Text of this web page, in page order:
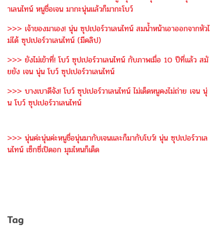
าเลนไทน์ หนูชื่อเจน มากะนุ่นแล้วก็มากะโบว์
>>> เจ้าของมาเอง! นุ่น ซุปเปอร์วาเลนไทน์ สมน้ำหน้าเอาออกจากหัวไ
ม่ได้ ซุปเปอร์วาเลนไทน์ (มีคลิป)
>>> ยังไม่เข้าที่! โบว์ ซุปเปอร์วาเลนไทน์ กับภาพเมื่อ 10 ปีที่แล้ว สมั
ยยัง เจน นุ่น โบว์ ซุปเปอร์วาเลนไทน์
>>> บางเบาดีจัง! โบว์ ซุปเปอร์วาเลนไทน์ ไม่เด็ดหนูคงไม่ถ่าย เจน นุ่
น โบว์ ซุปเปอร์วาเลนไทน์
>>> นุ่นค่ะนุ่นค่ะหนูชื่อนุ่นมากับเจนและก็มากับโบว์! นุ่น ซุปเปอร์วาเล
นไทน์ เซ็กซี่เปิดอก มุมไหนก็เด็ด
Tag